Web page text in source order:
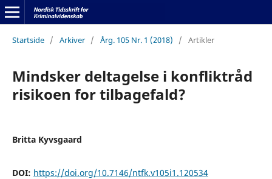
Startside / Arkiver / Årg. 105 Nr. 1 (2018) / Artikler
Mindsker deltagelse i konfliktråd
risikoen for tilbagefald?
Britta Kyvsgaard
DOI: https://doi.org/10.7146/ntfk.v105i1.120534